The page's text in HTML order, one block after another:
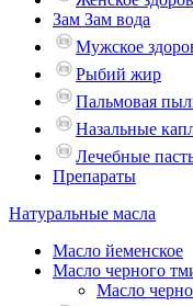
Зам Зам вода
Мужское
Рыбий жир
Пальмовая
Назальные
Лечебные
Препараты
Натуральные масла
Масло йеменское
Масло черного
Масло